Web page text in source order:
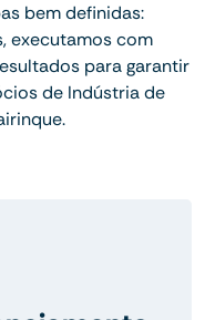
bem definidas:
executamos com
para garantir
de Indústria de